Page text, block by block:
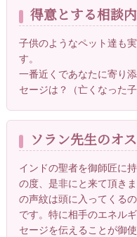
得意とする相談
子供のようなペット達も
す。
一番近くであなたに寄り
セージは？（亡くなった子
ソラン先生のオ
インドの聖者を御師匠に
の度、是非にと来て頂き
の声紋は頭に入ってくる
です。特に相手のエネル
セージを伝えることが御